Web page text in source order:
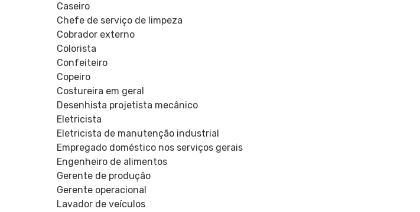
Caseiro
Chefe de serviço de limpeza
Cobrador externo
Colorista
Confeiteiro
Copeiro
Costureira em geral
Desenhista projetista mecânico
Eletricista
Eletricista de manutenção industrial
Empregado doméstico nos serviços gerais
Engenheiro de alimentos
Gerente de produção
Gerente operacional
Lavador de veículos